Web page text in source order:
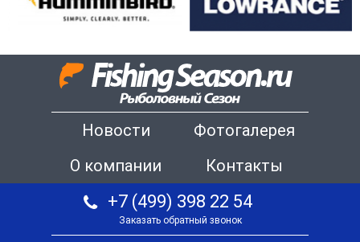
Новости
Фотогалерея
О компании
Контакты
+7 (499) 398 22 54
Заказать обратный звонок